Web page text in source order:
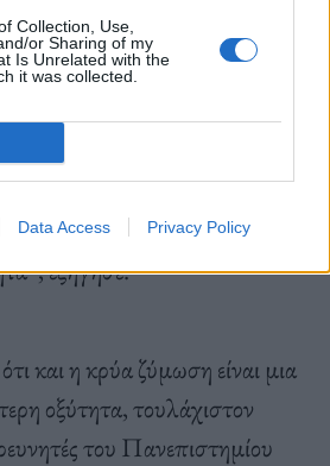
Collection, Use,
or Sharing of my
Is Unrelated with the
it was collected.
Data Access Privacy Policy
ενός σκούρου κόκκου
μπορεί να βοηθήσει το στομάχι
λιγότερη οξύτητα από
του καβουρδίσματος
είναι μακρά, οπότε χάνουν
εξήγησε.
και η κρύα ζύμωση είναι μια
οξύτητα, τουλάχιστον
του Πανεπιστημίου